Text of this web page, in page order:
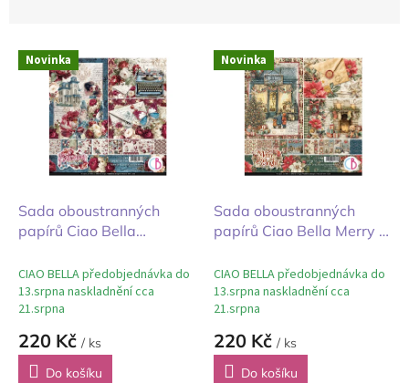
pV
ů
Novinka
Sada oboustranných
papírů Ciao Bella
České Burgundsko
20x20cm
CIAO BELLA předobjednávka do
13.srpna naskladnění cca
21.srpna
220 Kč / ks
Do košíku
Novinka
Sada oboustranných
papírů Ciao Bella Merry &
svátky 20x20cm
CIAO BELLA předobjednávka do
13.srpna naskladnění cca
21.srpna
220 Kč / ks
Do košíku